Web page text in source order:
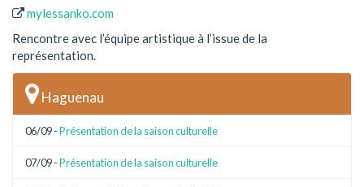
mylessanko.com
Rencontre avec l’équipe artistique à l’issue de la
représentation.
Haguenau
06/09 -Présentation de la saison culturelle
07/09 -Présentation de la saison culturelle